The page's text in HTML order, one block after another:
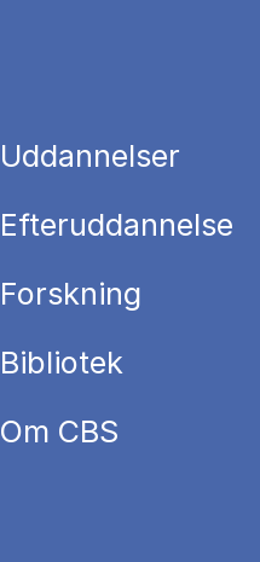
Uddannelser
Efteruddannelse
Forskning
Bibliotek
Om CBS